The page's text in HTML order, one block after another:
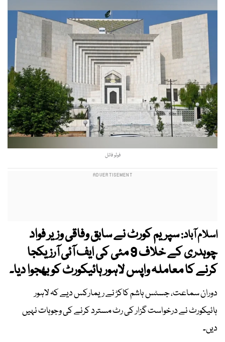
فوٹو فائل
اسلام آباد:سپریم کورٹ نے سابق وفاقی وزیر فواد
چوہدری کے خلاف 9 مئی کی ایف آئی آرز یکجا
کرنے کا معاملہ واپس لاہور ہائیکورٹ کو بھجوا دیا۔
دوران سماعت، جسٹس ہاشم کاکڑ نے ریمارکس دیے کہ لاہور
ہائیکورٹ نے درخواست گزار کی رٹ مسترد کرنے کی وجوہات نہیں
دیں۔